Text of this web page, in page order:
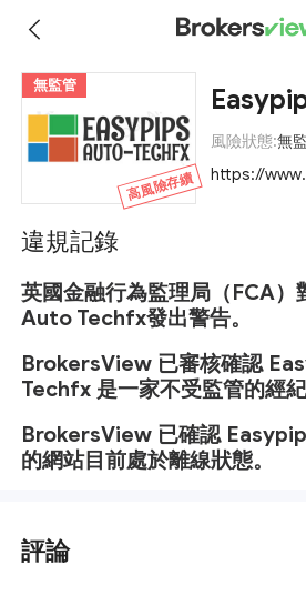
無監管
高風險存續
風險狀態:無
違規記錄
英國金融行為監理局（FCA
Auto Techfx發出警告。
BrokersView 已審核確認
Techfx 是一家不受監管的經紀
BrokersView 已確認
的網站目前處於離線狀態。
評論